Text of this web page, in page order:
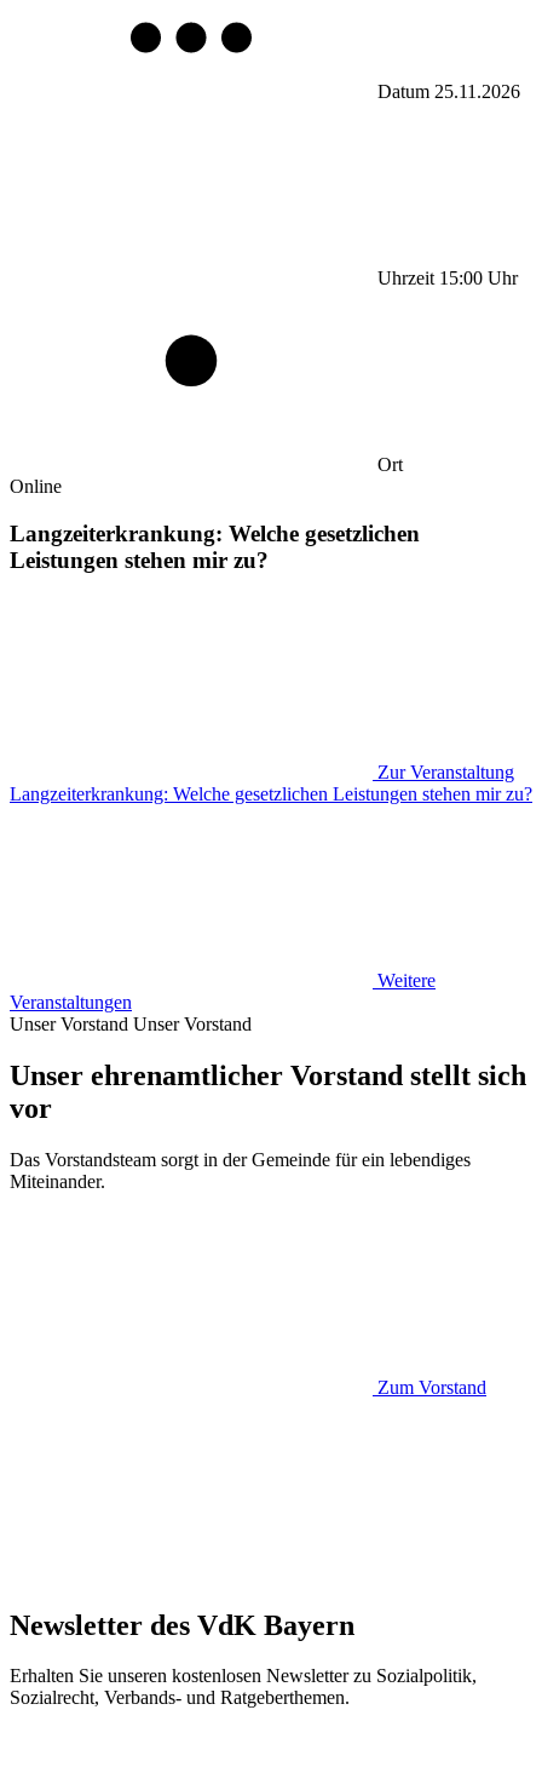
Datum 25.11.2026
Uhrzeit 15:00 Uhr
Ort
Online
Langzeiterkrankung: Welche gesetzlichen
Leistungen stehen mir zu?
Zur Veranstaltung
Langzeiterkrankung: Welche gesetzlichen Leistungen stehen mir zu?
Weitere
Veranstaltungen
Unser Vorstand Unser Vorstand
Unser ehrenamtlicher Vorstand stellt sich
vor
Das Vorstandsteam sorgt in der Gemeinde für ein lebendiges
Miteinander.
Zum Vorstand
Newsletter des VdK Bayern
Erhalten Sie unseren kostenlosen Newsletter zu Sozialpolitik,
Sozialrecht, Verbands- und Ratgeberthemen.